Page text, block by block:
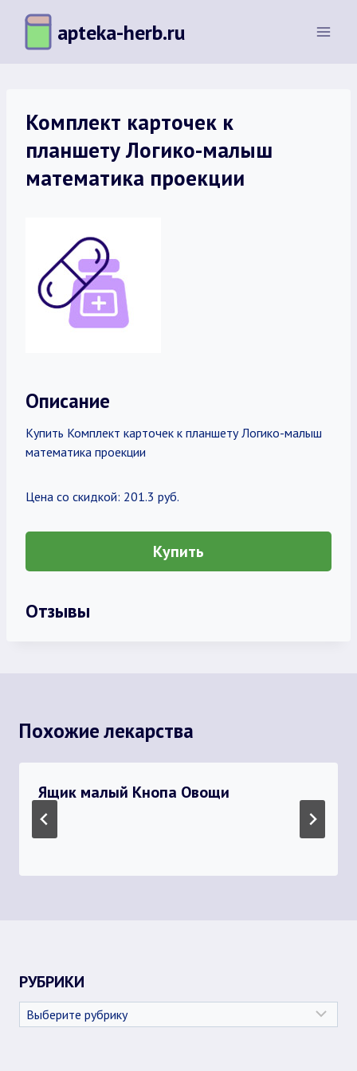
Перейти
содержимому
apteka-herb.ru
Комплект карточек к
планшету Логико-малыш
математика проекции
Описание
Купить Комплект карточек к планшету Логико-малыш
математика проекции
Цена со скидкой: 201.3 руб.
Купить
Отзывы
Похожие лекарства
Ящик малый Кнопа Овощи
РУБРИКИ
Рубрики